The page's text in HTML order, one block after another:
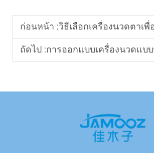
ก่อนหน้า :วิธีเลือกเครื่องนวดตาเพื่อบรรเทาอา
ถัดไป :การออกแบบเครื่องนวดแบบพกพาให้มีอายุการใช้งานแบต